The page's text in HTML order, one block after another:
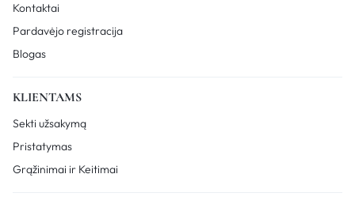
Kontaktai
Pardavėjo registracija
Blogas
KLIENTAMS
Sekti užsakymą
Pristatymas
Grąžinimai ir Keitimai